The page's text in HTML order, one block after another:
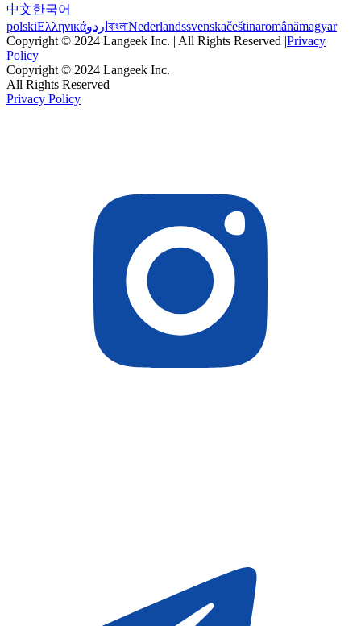
中文한국어
polskiΕλληνικάاردو বাংলাNederlandssvenskačeštinaromânămagyar
Copyright © 2024 Langeek Inc. | All Rights Reserved |Privacy
Policy
Copyright © 2024 Langeek Inc.
All Rights Reserved
Privacy Policy